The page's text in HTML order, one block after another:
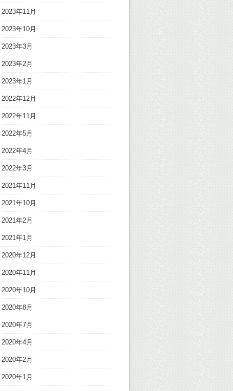
2023年11月
2023年10月
2023年3月
2023年2月
2023年1月
2022年12月
2022年11月
2022年5月
2022年4月
2022年3月
2021年11月
2021年10月
2021年2月
2021年1月
2020年12月
2020年11月
2020年10月
2020年8月
2020年7月
2020年4月
2020年2月
2020年1月